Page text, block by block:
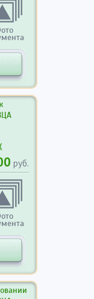
руб.